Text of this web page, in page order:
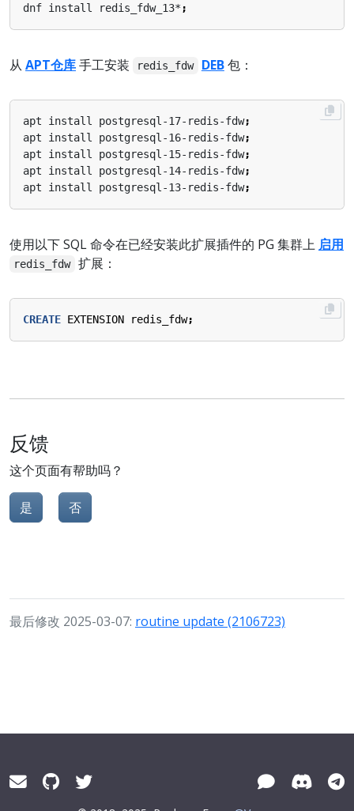
dnf install redis_fdw_13* ;
从 APT仓库手工安装 redis_fdw DEB包：
apt install postgresql-17-redis-fdw;
apt install postgresql-16-redis-fdw;
apt install postgresql-15-redis-fdw;
apt install postgresql-14-redis-fdw;
apt install postgresql-13-redis-fdw;
使用以下 SQL 命令在已经安装此扩展插件的 PG 集群上 启用
redis_fdw 扩展：
CREATE EXTENSION redis_fdw;
反馈
这个页面有帮助吗？
是 否
最后修改 2025-03-07: routine update (2106723)